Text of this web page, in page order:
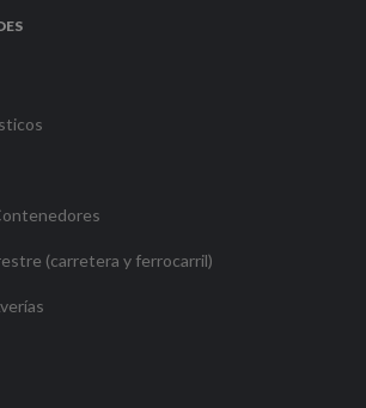
(carretera y ferrocarril)